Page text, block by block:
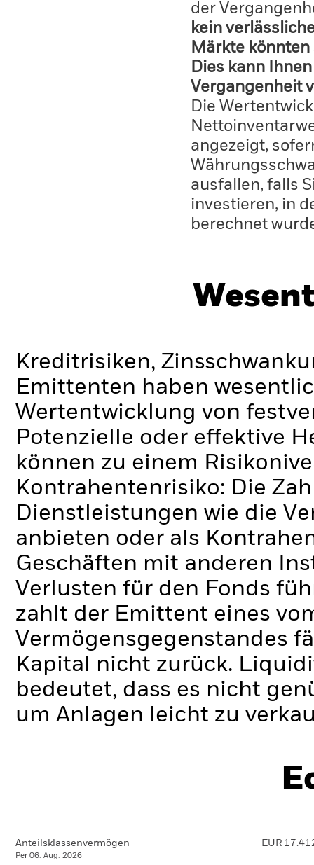
der
kein
Märkte
Dies kann
Vergangenheit
Die
angezeigt,
ausfallen, falls
investieren, in
berechnet
Kreditrisiken,
Emittenten haben
Wertentwicklung von
Potenzielle oder effektive
können zu einem
Kontrahentenrisiko: Die
Dienstleistungen wie die
anbieten oder als
Geschäften mit anderen
Verlusten für den Fonds
zahlt der Emittent eines
Vermögensgegenstandes
Kapital nicht zurück.
bedeutet, dass es nicht
um Anlagen leicht zu
Anteilsklassenvermögen
Per 06. Aug. 2026
EUR